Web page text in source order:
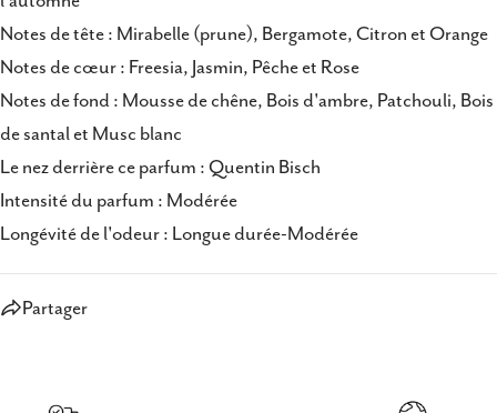
Notes de tête : Mirabelle (prune), Bergamote, Citron et Orange
Notes de cœur : Freesia, Jasmin, Pêche et Rose
Notes de fond : Mousse de chêne, Bois d'ambre, Patchouli, Bois
de santal et Musc blanc
Le nez derrière ce parfum : Quentin Bisch
Intensité du parfum : Modérée
Longévité de l'odeur : Longue durée-Modérée
Partager